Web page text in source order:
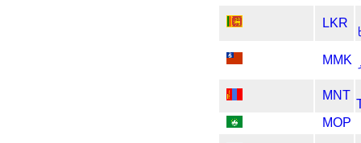
LKR
MMK
MNT
MOP